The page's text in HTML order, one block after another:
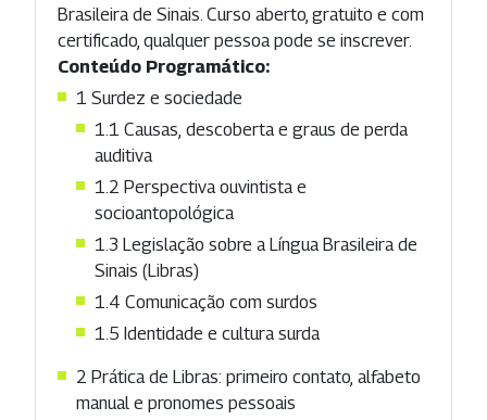
Brasileira de Sinais. Curso aberto, gratuito e com
certificado, qualquer pessoa pode se inscrever.
Conteúdo Programático:
1 Surdez e sociedade
1.1 Causas, descoberta e graus de perda
auditiva
1.2 Perspectiva ouvintista e
socioantopológica
1.3 Legislação sobre a Língua Brasileira de
Sinais (Libras)
1.4 Comunicação com surdos
1.5 Identidade e cultura surda
2 Prática de Libras: primeiro contato, alfabeto
manual e pronomes pessoais